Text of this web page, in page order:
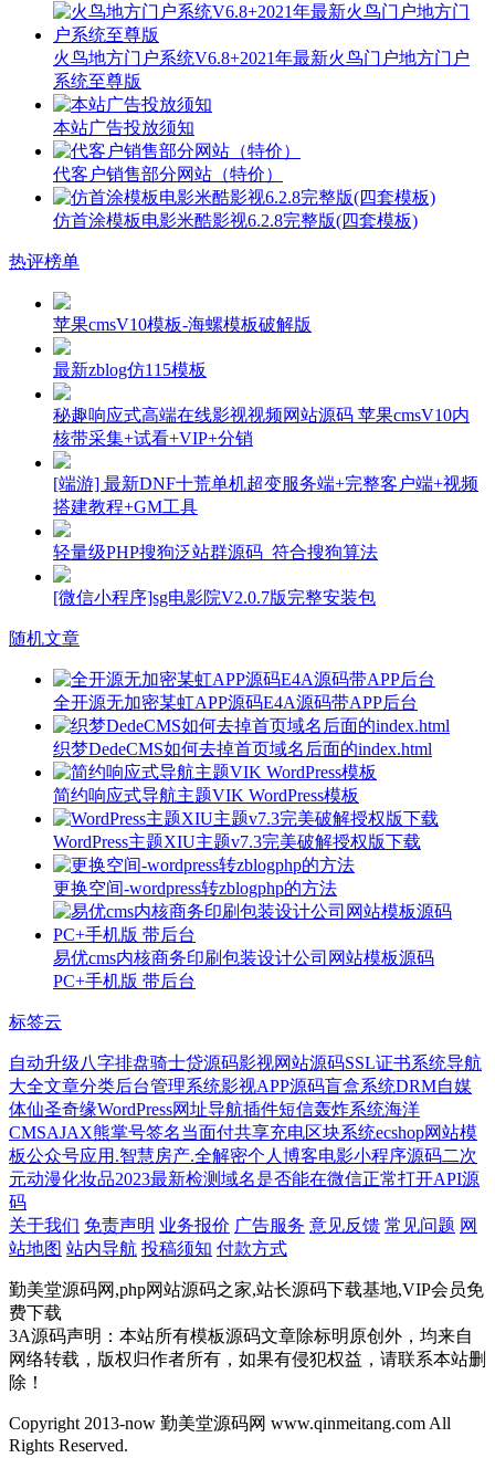
火鸟地方门户系统V6.8+2021年最新火鸟门户地方门户
系统至尊版
本站广告投放须知
代客户销售部分网站（特价）
仿首涂模板电影米酷影视6.2.8完整版(四套模板)
热评榜单
苹果cmsV10模板-海螺模板破解版
最新zblog仿115模板
秘趣响应式高端在线影视视频网站源码 苹果cmsV10内
核带采集+试看+VIP+分销
[端游] 最新DNF十荒单机超变服务端+完整客户端+视频
搭建教程+GM工具
轻量级PHP搜狗泛站群源码_符合搜狗算法
[微信小程序]sg电影院V2.0.7版完整安装包
随机文章
全开源无加密某虹APP源码E4A源码带APP后台
织梦DedeCMS如何去掉首页域名后面的index.html
简约响应式导航主题VIK WordPress模板
WordPress主题XIU主题v7.3完美破解授权版下载
更换空间-wordpress转zblogphp的方法
易优cms内核商务印刷包装设计公司网站模板源码
PC+手机版 带后台
标签云
自动升级八字排盘骑士贷源码影视网站源码SSL证书系统导航
大全文章分类后台管理系统影视APP源码盲盒系统DRM自媒
体仙圣奇缘WordPress网址导航插件短信轰炸系统海洋
CMSAJAX熊掌号签名当面付共享充电区块系统ecshop网站模
板公众号应用.智慧房产.全解密个人博客电影小程序源码二次
元动漫化妆品2023最新检测域名是否能在微信正常打开API源
码
关于我们 免责声明 业务报价 广告服务 意见反馈 常见问题 网
站地图 站内导航 投稿须知 付款方式
勤美堂源码网,php网站源码之家,站长源码下载基地,VIP会员免
费下载
3A源码声明：本站所有模板源码文章除标明原创外，均来自
网络转载，版权归作者所有，如果有侵犯权益，请联系本站删
除！
Copyright 2013-now 勤美堂源码网 www.qinmeitang.com All
Rights Reserved.